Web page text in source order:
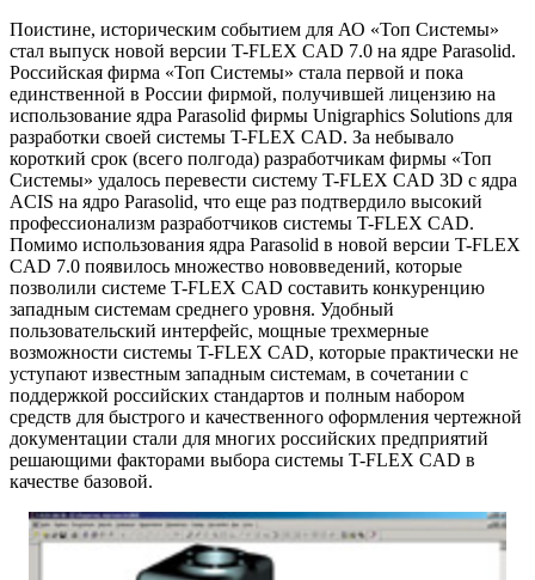
Поистине, историческим событием для АО «Топ Системы»
стал выпуск новой версии T-FLEX CAD 7.0 на ядре Parasolid.
Российская фирма «Топ Системы» стала первой и пока
единственной в России фирмой, получившей лицензию на
использование ядра Parasolid фирмы Unigraphics Solutions для
разработки своей системы T-FLEX CAD. За небывало
короткий срок (всего полгода) разработчикам фирмы «Топ
Системы» удалось перевести систему T-FLEX CAD 3D с ядра
ACIS на ядро Parasolid, что еще раз подтвердило высокий
профессионализм разработчиков системы T-FLEX CAD.
Помимо использования ядра Parasolid в новой версии T-FLEX
CAD 7.0 появилось множество нововведений, которые
позволили системе T-FLEX CAD составить конкуренцию
западным системам среднего уровня. Удобный
пользовательский интерфейс, мощные трехмерные
возможности системы T-FLEX CAD, которые практически не
уступают известным западным системам, в сочетании с
поддержкой российских стандартов и полным набором
средств для быстрого и качественного оформления чертежной
документации стали для многих российских предприятий
решающими факторами выбора системы T-FLEX CAD в
качестве базовой.